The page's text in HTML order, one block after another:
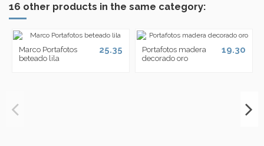
16 other products in the same category:
Marco Portafotos
beteado lila
25.35
Portafotos madera
decorado oro
19.30